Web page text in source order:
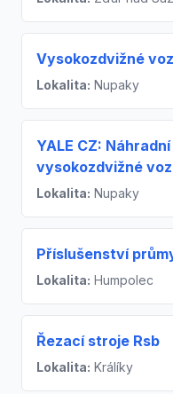
Vysokozdvižné
Lokalita: Nupaky
YALE CZ:
vysokozdvižné
Lokalita: Nupaky
Příslušenství
Lokalita: Humpolec
Řezací stroje Rsb
Lokalita: Králíky